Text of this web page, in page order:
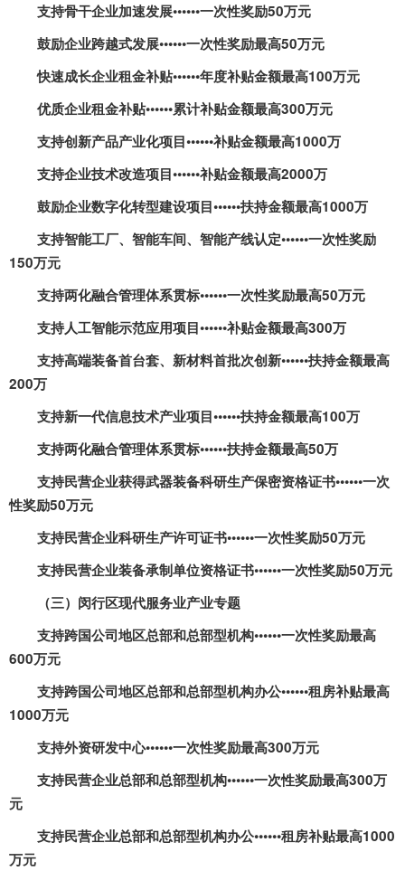
支持骨干企业加速发展••••••一次性奖励50万元
鼓励企业跨越式发展••••••一次性奖励最高50万元
快速成长企业租金补贴••••••年度补贴金额最高100万元
优质企业租金补贴••••••累计补贴金额最高300万元
支持创新产品产业化项目••••••补贴金额最高1000万
支持企业技术改造项目••••••补贴金额最高2000万
鼓励企业数字化转型建设项目••••••扶持金额最高1000万
支持智能工厂、智能车间、智能产线认定••••••一次性奖励
150万元
支持两化融合管理体系贯标••••••一次性奖励最高50万元
支持人工智能示范应用项目••••••补贴金额最高300万
支持高端装备首台套、新材料首批次创新••••••扶持金额最高
200万
支持新一代信息技术产业项目••••••扶持金额最高100万
支持两化融合管理体系贯标••••••扶持金额最高50万
支持民营企业获得武器装备科研生产保密资格证书••••••一次
性奖励50万元
支持民营企业科研生产许可证书••••••一次性奖励50万元
支持民营企业装备承制单位资格证书••••••一次性奖励50万元
（三）闵行区现代服务业产业专题
支持跨国公司地区总部和总部型机构••••••一次性奖励最高
600万元
支持跨国公司地区总部和总部型机构办公••••••租房补贴最高
1000万元
支持外资研发中心••••••一次性奖励最高300万元
支持民营企业总部和总部型机构••••••一次性奖励最高300万
元
支持民营企业总部和总部型机构办公••••••租房补贴最高1000
万元